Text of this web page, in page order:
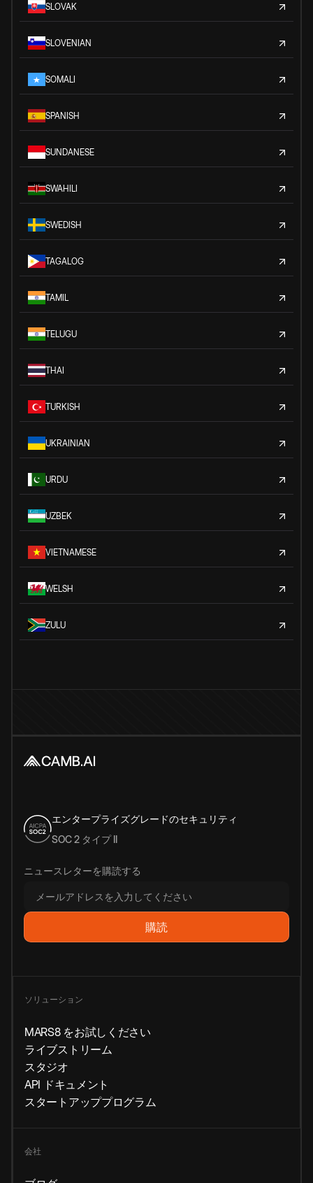
SLOVAK
SLOVENIAN
SOMALI
SPANISH
SUNDANESE
SWAHILI
SWEDISH
TAGALOG
TAMIL
TELUGU
THAI
TURKISH
UKRAINIAN
URDU
UZBEK
VIETNAMESE
WELSH
ZULU
エンタープライズグレードのセキュリティ
SOC 2 タイプ II
ニュースレターを購読する
ソリューション
MARS8 をお試しください
ライブストリーム
スタジオ
API ドキュメント
スタートアッププログラム
会社